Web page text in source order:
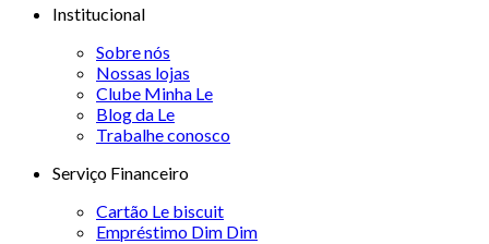
Institucional
Sobre nós
Nossas lojas
Clube Minha Le
Blog da Le
Trabalhe conosco
Serviço Financeiro
Cartão Le biscuit
Empréstimo Dim Dim